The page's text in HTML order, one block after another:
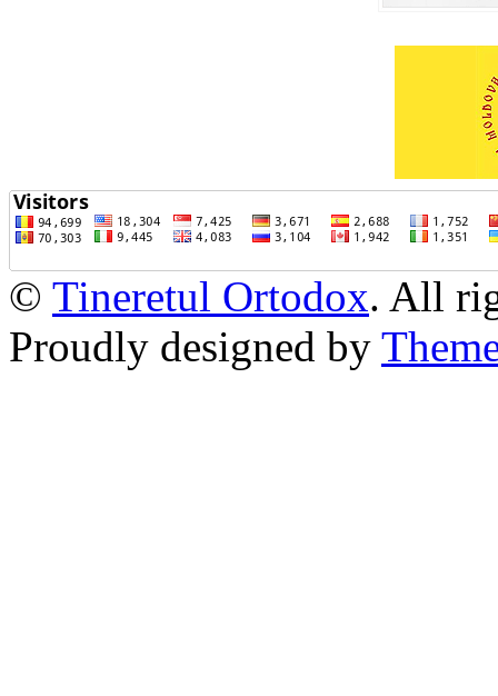
© Tineretul Ortodox. All
Proudly designed by